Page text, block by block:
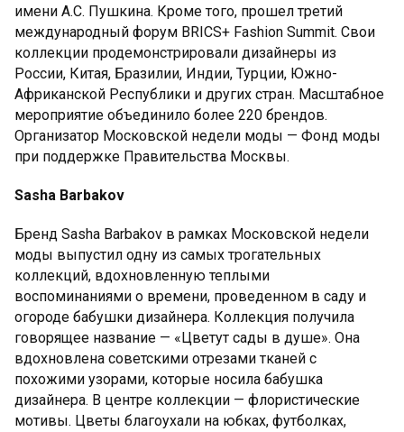
имени А.С. Пушкина. Кроме того, прошел третий
международный форум BRICS+ Fashion Summit. Свои
коллекции продемонстрировали дизайнеры из
России, Китая, Бразилии, Индии, Турции, Южно-
Африканской Республики и других стран. Масштабное
мероприятие объединило более 220 брендов.
Организатор Московской недели моды — Фонд моды
при поддержке Правительства Москвы.
Sasha Barbakov
Бренд Sasha Barbakov в рамках Московской недели
моды выпустил одну из самых трогательных
коллекций, вдохновленную теплыми
воспоминаниями о времени, проведенном в саду и
огороде бабушки дизайнера. Коллекция получила
говорящее название — «Цветут сады в душе». Она
вдохновлена советскими отрезами тканей с
похожими узорами, которые носила бабушка
дизайнера. В центре коллекции — флористические
мотивы. Цветы благоухали на юбках, футболках,